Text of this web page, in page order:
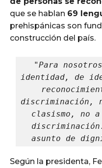
que se hablan 69
prehispánicas son
construcción del país.
"Para
identidad, de
discriminación,
clasismo, no a
asunto de
Según la presidenta,